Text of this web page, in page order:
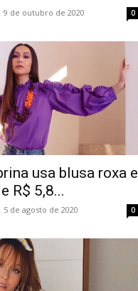
9 de outubro de 2020 0
usa blusa roxa e
R$ 5,8...
5 de agosto de 2020 0